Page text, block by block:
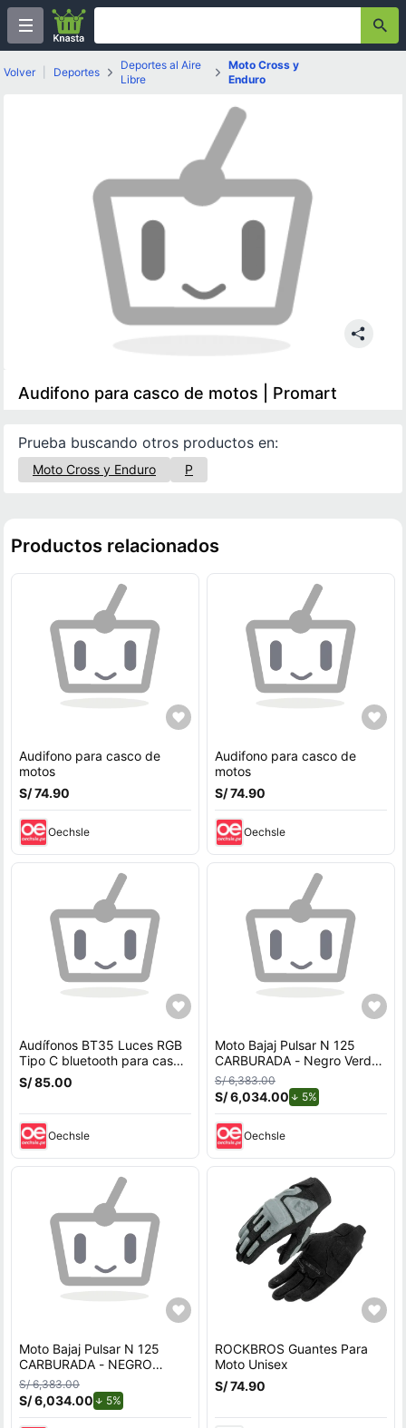
Volver Deportes
Deportes al Aire
Libre
Moto Cross y
Enduro
Audifono para casco de motos | Promart
Prueba buscando otros productos en:
Moto Cross y Enduro P
Productos relacionados
Audifono para casco de
motos
S/ 74.90
Oechsle
Audifono para casco de
motos
S/ 74.90
Oechsle
Audífonos BT35 Luces RGB
Tipo C bluetooth para casco
de Moto
S/ 85.00
Oechsle
Moto Bajaj Pulsar N 125
CARBURADA - Negro Verde
+ incluye regalo y casco
S/ 6,383.00
S/ 6,034.00 5%de descuento.
Oechsle
Moto Bajaj Pulsar N 125
CARBURADA - NEGRO
MORADO + incluye regalo y
casco
S/ 6,383.00
S/ 6,034.00 5%
ROCKBROS Guantes Para
Moto Unisex
S/ 74.90